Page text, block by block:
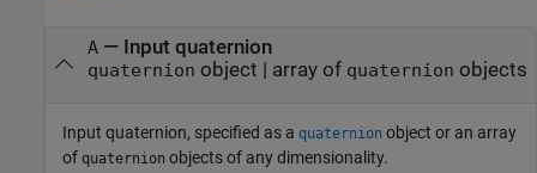
A— Input quaternion
quaternion object | array of quaternion objects
Input quaternion, specified as a quaternion object or an array
of quaternion objects of any dimensionality.